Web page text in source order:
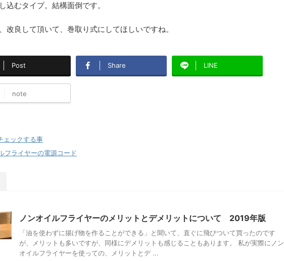
込むタイプ。結構面倒です。
改良して頂いて、巻取り式にしてほしいですね。
Post Share LINE
note
ェックする事
フライヤーの電源コード
ノンオイルフライヤーのメリットとデメリットについて 2019年版
「油を使わずに揚げ物を作ることができる」と聞いて、直ぐに飛びついて買ったのです
が、メリットも多いですが、同様にデメリットも感じることもあります。 私が実際にノン
オイルフライヤーを使っての、メリットとデ ...